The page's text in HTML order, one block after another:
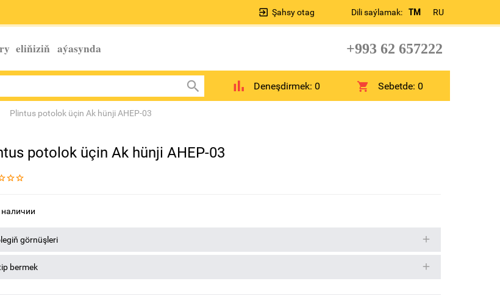
Dili saýlamak: TM RU
Şahsy otag
eliňiziň aýasynda +993 62 657222
Deneşdirmek: 0 Sebetde:0
Plintus potolok üçin Ak hünji AHEP-03
potolok üçin Ak hünji AHEP-03
наличии
görnüşleri
bermek